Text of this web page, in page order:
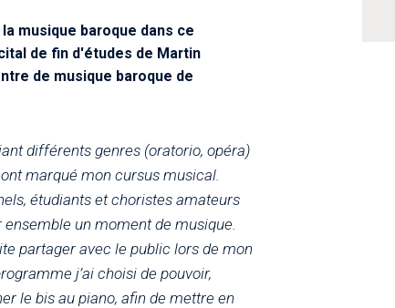
musique baroque dans ce
de fin d'études de Martin
de musique baroque de
différents genres (oratorio, opéra)
marqué mon cursus musical.
étudiants et choristes amateurs
un moment de musique.
partager avec le public lors de mon
j’ai choisi de pouvoir,
le bis au piano, afin de mettre en